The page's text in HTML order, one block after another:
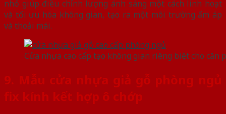
nhỏ giúp điều chỉnh lượng ánh sáng một cách linh hoạt
và tối ưu hóa không gian, tạo ra một môi trường ấm áp
và thoải mái.
Cửa nhựa cao cấp tạo không gian riêng biệt cho căn
9. Mẫu cửa nhựa giả gỗ phòng ngủ
fix kính kết hợp ô chớp